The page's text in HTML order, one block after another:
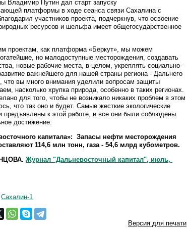
Владимир Путин дал старт запуску
платформы в ходе сеанса связи Сахалина с
участников проекта, подчеркнув, что освоение
ресурсов и шельфа имеет общегосударственное
проектам, как платформа «Беркут», мы можем
но малодоступные месторождения, создавать
новые рабочие места, в целом, укреплять социально-
важнейшего для нашей страны региона - Дальнего
что вы много внимания уделили вопросам защиты
насколько хрупка природа, особенно в таких регионах.
для того, чтобы не возникало никаких проблем в этом
что так оно и будет. Самые жесткие экологические
предъявлены к этой работе, и все они были соблюдены.
достижение.
капитала»: Запасы нефти месторождения
114,6 млн тонн, газа - 54,6 млрд кубометров.
Журнал "Дальневосточный капитал", июль,
Сахалин-1
Версия для печати